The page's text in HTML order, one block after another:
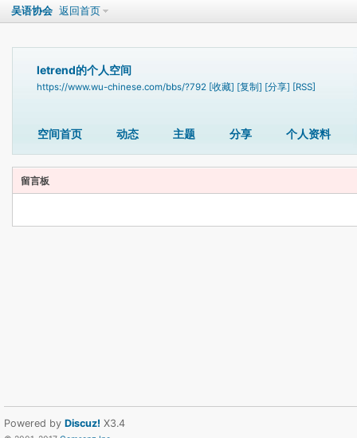
吴语协会 返回首页
letrend的个人空间
https://www.wu-chinese.com/bbs/?792 [收藏] [复制] [分享] [RSS]
空间首页 动态 主题 分享 个人资料
留言板
Powered by Discuz! X3.4